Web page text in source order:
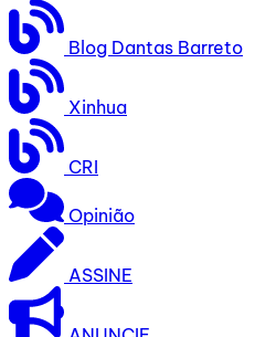
Blog Dantas Barreto
Xinhua
CRI
Opinião
ASSINE